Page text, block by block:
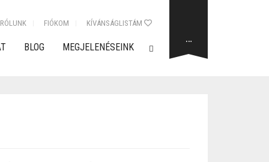
RÓLUNK FIÓKOM KÍVÁNSÁGLISTÁM
BLOG MEGJELENÉSEINK
…